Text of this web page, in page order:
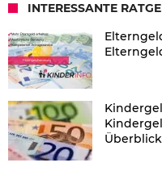
INTERESSANTE
Überblick